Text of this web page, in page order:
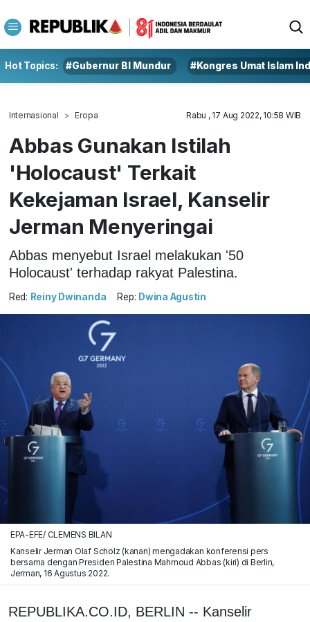
Hot Topics: #Gubernur BI Mundur #Kongres Umat Islam
Internasional Eropa Rabu , 17 Aug 2022, 10:58 WIB
Abbas Gunakan Istilah
'Holocaust' Terkait
Kekejaman Israel, Kanselir
Jerman Menyeringai
Abbas menyebut Israel melakukan '50
Holocaust' terhadap rakyat Palestina.
Red: Reiny Dwinanda Rep: Dwina Agustin
EPA-EFE/ CLEMENS BILAN
Kanselir Jerman Olaf Scholz (kanan) mengadakan konferensi pers
bersama dengan Presiden Palestina Mahmoud Abbas (kiri) di Berlin,
Jerman, 16 Agustus 2022.
REPUBLIKA.CO.ID, BERLIN -- Kanselir